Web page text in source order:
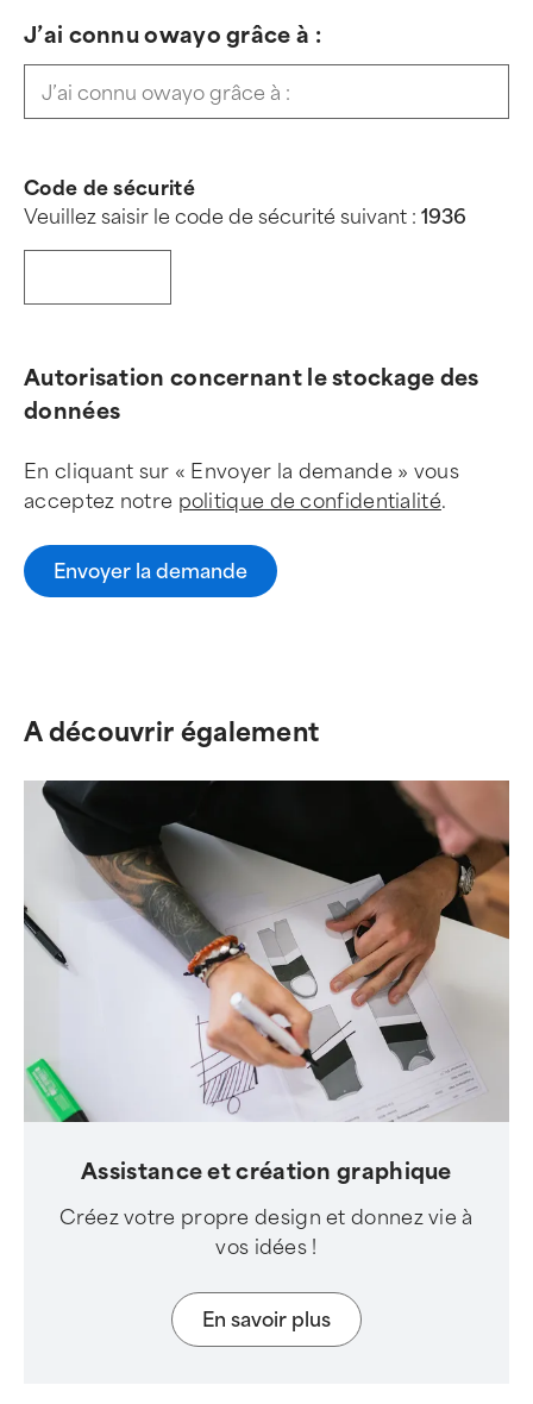
J’ai connu owayo grâce à :
Code de sécurité
Veuillez saisir le code de sécurité suivant : 1936
Autorisation concernant le stockage des
données
En cliquant sur « Envoyer la demande » vous
acceptez notre politique de confidentialité.
Envoyer la demande
A découvrir également
Assistance et création graphique
Créez votre propre design et donnez vie à
vos idées !
En savoir plus